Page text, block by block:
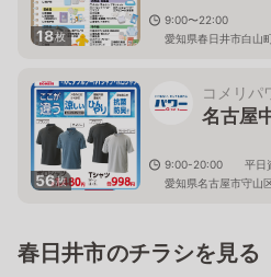
18枚
9:00〜22:00
愛知県春日井市白山
56枚
コメリパ
名古屋
9:00-20:00 平日資
愛知県名古屋市守山
春日井市のチラシを見る